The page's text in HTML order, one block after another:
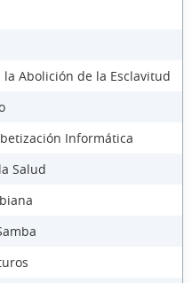
Abolición de la Esclavitud
Informática
Salud